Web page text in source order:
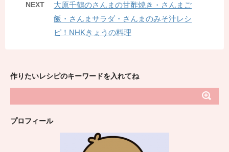
NEXT
大原千鶴のさんまの甘酢焼き・さんまご
飯・さんまサラダ・さんまのみそ汁レシ
ピ！NHKきょうの料理
作りたいレシピのキーワードを入れてね
プロフィール